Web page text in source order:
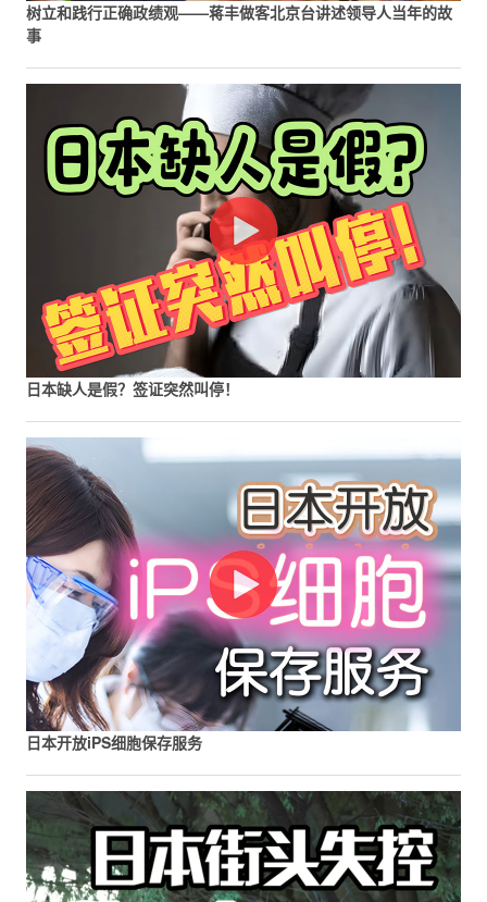
树立和践行正确政绩观——蒋丰做客北京台讲述领导人当年的故
事
日本缺人是假？签证突然叫停！
日本开放iPS细胞保存服务